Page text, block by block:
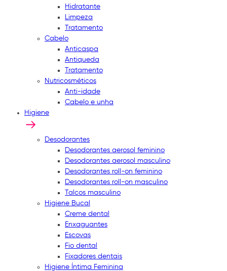
Hidratante
Limpeza
Tratamento
Cabelo
Anticaspa
Antiqueda
Tratamento
Nutricosméticos
Anti-idade
Cabelo e unha
Higiene
Desodorantes
Desodorantes aerosol feminino
Desodorantes aerosol masculino
Desodorantes roll-on feminino
Desodorantes roll-on masculino
Talcos masculino
Higiene Bucal
Creme dental
Enxaguantes
Escovas
Fio dental
Fixadores dentais
Higiene Íntima Feminina